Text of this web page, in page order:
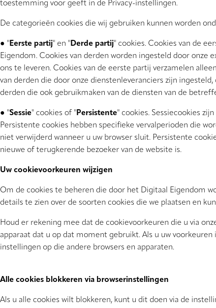
toestemming voor geeft in de Privacy-instellingen.
De categorieën cookies die wij gebruiken kunnen worden
● "Eerste partij" en "Derde partij" cookies. Cookies van de
Eigendom. Cookies van derden worden ingesteld door
ons te leveren. Cookies van de eerste partij verzamelen
van derden die door onze dienstenleveranciers zijn
derden die ook gebruikmaken van de diensten van de
● "Sessie" cookies of "Persistente" cookies. Sessiecookies
Persistente cookies hebben specifieke vervalperioden die
niet verwijderd wanneer u uw browser sluit. Persistente
nieuwe of terugkerende bezoeker van de website is.
Uw cookievoorkeuren wijzigen
Om de cookies te beheren die door het Digitaal Eigendom
details te zien over de soorten cookies die we plaatsen en
Houd er rekening mee dat de cookievoorkeuren die u via
apparaat dat u op dat moment gebruikt. Als u uw
instellingen op die andere browsers en apparaten.
Alle cookies blokkeren via browserinstellingen
Als u alle cookies wilt blokkeren, kunt u dit doen via de